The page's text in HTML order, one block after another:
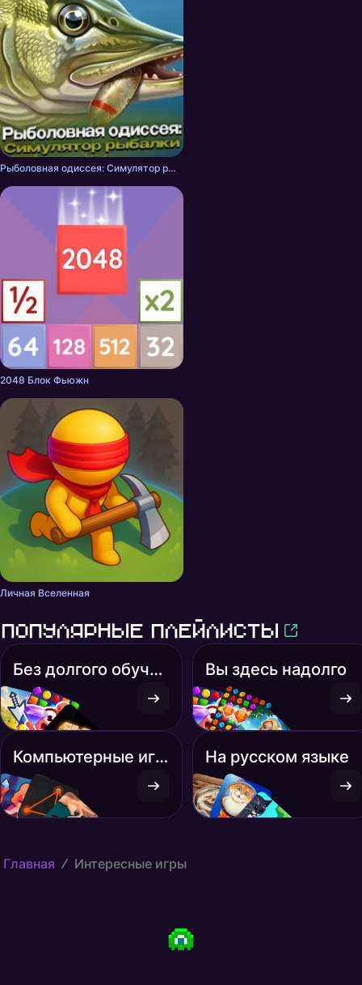
Рыболовная одиссея: Симулятор рыбалки
2048 Блок Фьюжн
Личная Вселенная
Популярные плейлисты
Без долгого обучения
Компьютерные игры
Вы здесь надолго
На русском языке
Главная Интересные игры